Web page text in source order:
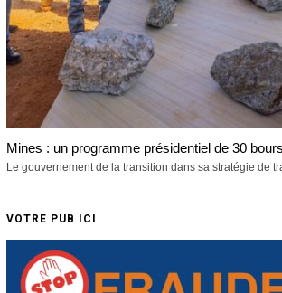
Mines : un programme présidentiel de 30
Le gouvernement de la transition dans sa stratégie de
VOTRE PUB ICI